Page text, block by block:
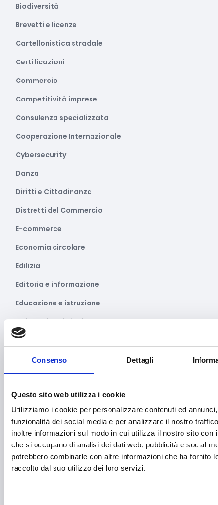
Consenso Dettagli
Questo sito web utilizza i cookie
Utilizziamo i cookie per personalizzare contenuti ed
funzionalità dei social media e per analizzare il nostro
inoltre informazioni sul modo in cui utilizza il nostro sito con
che si occupano di analisi dei dati web, pubblicità e social
potrebbero combinarle con altre informazioni che ha fornito
raccolto dal suo utilizzo dei loro servizi.
Biodiversità
Brevetti e licenze
Cartellonistica stradale
Certificazioni
Commercio
Competitività imprese
Consulenza specializzata
Cooperazione Internazionale
Cybersecurity
Danza
Diritti e Cittadinanza
Distretti del Commercio
E-commerce
Economia circolare
Edilizia
Editoria e informazione
Educazione e istruzione
Emittenti radiofoniche
Energie Rinnovabili
Farmaceutico
Farmacia e/o chimica
Fashion
Festival e mostre
Fiere ed eventi
Formazione e lavoro
Fotovoltaico
Gastronomia